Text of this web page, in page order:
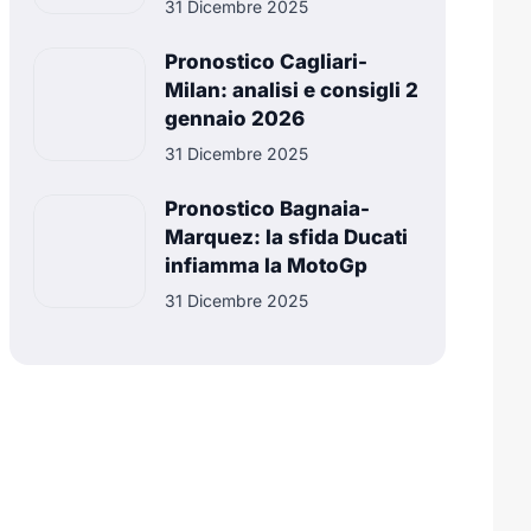
31 Dicembre 2025
Pronostico Cagliari-
Milan: analisi e consigli 2
gennaio 2026
31 Dicembre 2025
Pronostico Bagnaia-
Marquez: la sfida Ducati
infiamma la MotoGp
31 Dicembre 2025